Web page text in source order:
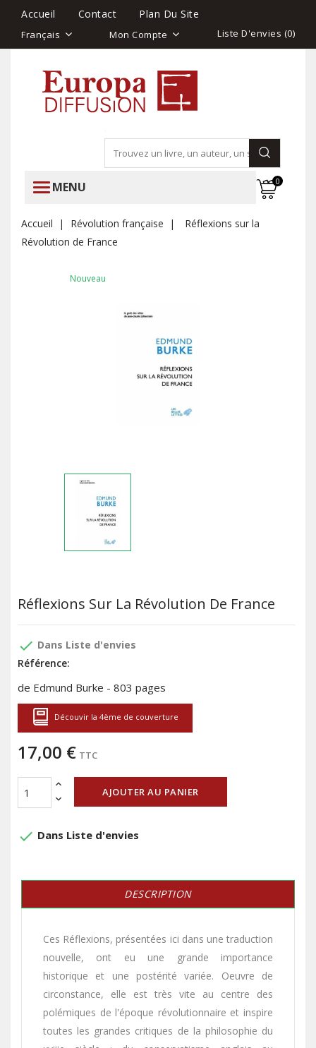
Accueil Contact Plan Du Site
Français Mon Compte Liste D'envies (0)
MENU 0
Accueil Révolution française
Réflexions sur la
Révolution de France
Nouveau
Réflexions Sur La Révolution De France
done Dans Liste d'envies
Référence:
de Edmund Burke - 803 pages
Découvir la 4ème de couverture
17,00 € TTC
AJOUTER AU PANIER
done Dans Liste d'envies
DESCRIPTION
Ces Réflexions, présentées ici dans une traduction
nouvelle, ont eu une grande importance
historique et une postérité variée. Oeuvre de
circonstance, elle est très vite au centre des
polémiques de l'époque révolutionnaire et inspire
toutes les grandes critiques de la philosophie du